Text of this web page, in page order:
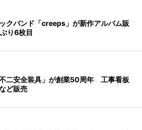
クバンド「creeps」が新作アルバム販
り6枚目
二安全装具」が創業50周年 工事看板
ど販売